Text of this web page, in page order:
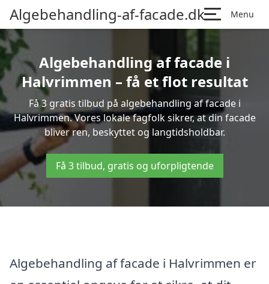
Algebehandling-af-facade.dk Menu
Algebehandling af facade i
Halvrimmen – få et flot resultat
Få 3 gratis tilbud på algebehandling af facade i
Halvrimmen. Vores lokale fagfolk sikrer, at din facade
bliver ren, beskyttet og langtidsholdbar.
Få 3 tilbud, gratis og uforpligtende
Algebehandling af facade i Halvrimmen er